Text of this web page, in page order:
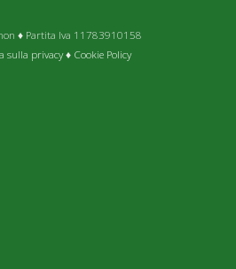
♦ Partita Iva 11783910158
sulla privacy♦ Cookie Policy